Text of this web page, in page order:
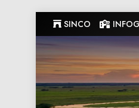
to
content
SINCO